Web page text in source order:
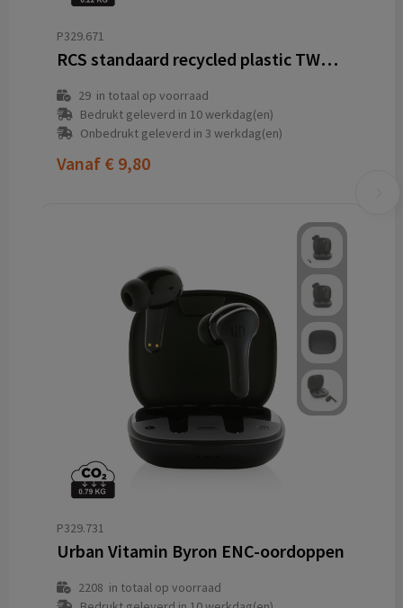
P329.671
RCS standaard recycled plastic TWS oordoppen
29in totaal op voorraad
Bedrukt geleverd in 10 werkdag(en)
Onbedrukt geleverd in 3 werkdag(en)
Vanaf € 9,80
P329.731
Urban Vitamin Byron ENC-oordoppen
2208 in totaal op voorraad